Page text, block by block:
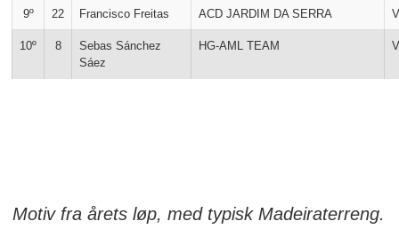
9º 22 Francisco Freitas ACD JARDIM DA SERRA
10º 8
Sebas Sánchez
Sáez
HG-AML TEAM
Motiv fra årets løp, med typisk Madeiraterreng.